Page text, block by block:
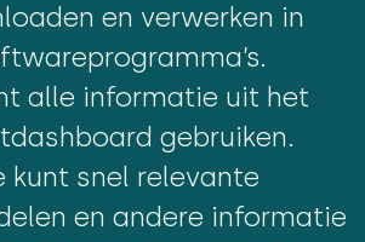
en verwerken in
alle informatie uit het
gebruiken.
kunt snel relevante
en andere informatie